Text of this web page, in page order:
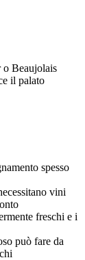
o Beaujolais
il palato
spesso
vini
freschi e i
può fare da